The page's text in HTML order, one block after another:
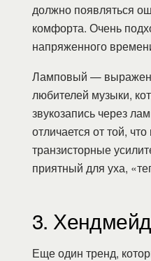
должно появляться
комфорта. Очень
напряженного
Ламповый —
любителей музыки,
звукозапись через
отличается от той,
транзисторные
приятный для уха,
3. Хендмейд
Еще один тренд,